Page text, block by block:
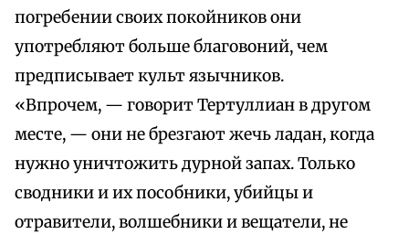
погребении своих покойников они
употребляют больше благовоний, чем
предписывает культ язычников.
«Впрочем, — говорит Тертуллиан в другом
месте, — они не брезгают жечь ладан, когда
нужно уничтожить дурной запах. Только
сводники и их пособники, убийцы и
отравители, волшебники и вещатели, не